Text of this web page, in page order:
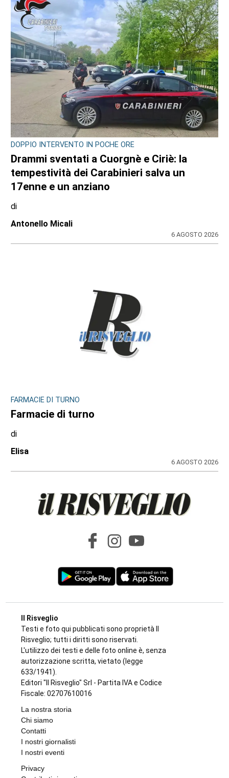
DOPPIO INTERVENTO IN POCHE ORE
Drammi sventati a Cuorgnè e Ciriè: la
tempestività dei Carabinieri salva un
17enne e un anziano
di
Antonello Micali
6 AGOSTO 2026
FARMACIE DI TURNO
Farmacie di turno
di
Elisa
6 AGOSTO 2026
Il Risveglio
Testi e foto qui pubblicati sono proprietà Il
Risveglio; tutti i diritti sono riservati.
L'utilizzo dei testi e delle foto online è, senza
autorizzazione scritta, vietato (legge
633/1941).
Editori "Il Risveglio" Srl - Partita IVA e Codice
Fiscale: 02707610016
La nostra storia
Chi siamo
Contatti
I nostri giornalisti
I nostri eventi
Privacy